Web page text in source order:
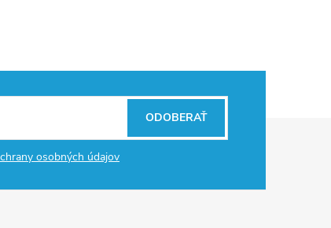
osobných údajov
ODOBERAŤ